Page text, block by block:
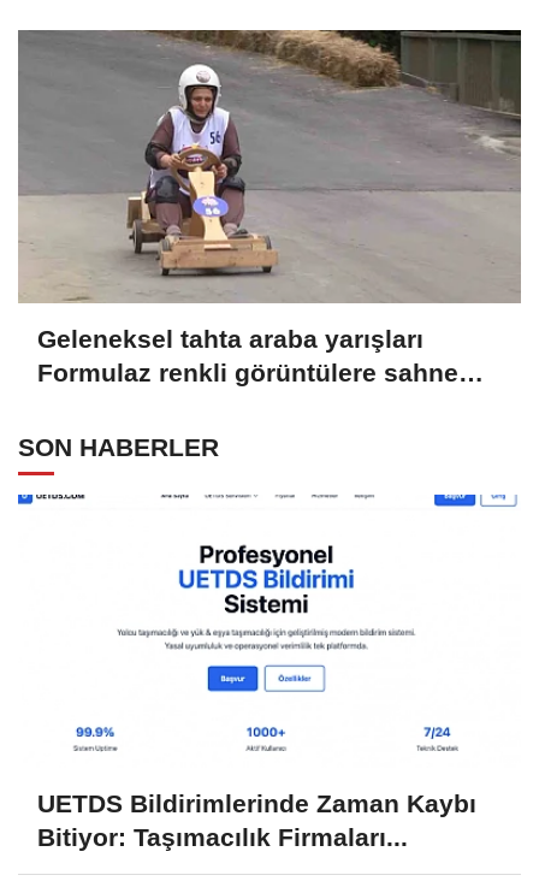
Geleneksel tahta araba yarışları
Formulaz renkli görüntülere sahne
SON HABERLER
UETDS Bildirimlerinde Zaman Kaybı
Bitiyor: Taşımacılık Firmaları...